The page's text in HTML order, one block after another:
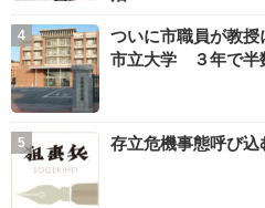
ついに市職員が教
市立大学 ３年で半
存立危機事態呼び込